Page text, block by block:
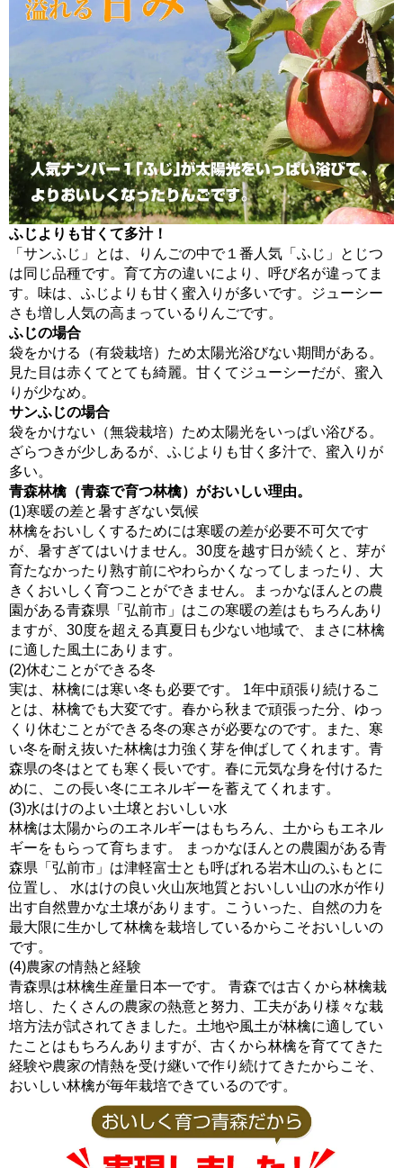
ふじよりも甘くて多汁！
「サンふじ」とは、りんごの中で１番人気「ふじ」とじつ
は同じ品種です。育て方の違いにより、呼び名が違ってま
す。味は、ふじよりも甘く蜜入りが多いです。ジューシー
さも増し人気の高まっているりんごです。
ふじの場合
袋をかける（有袋栽培）ため太陽光浴びない期間がある。
見た目は赤くてとても綺麗。甘くてジューシーだが、蜜入
りが少なめ。
サンふじの場合
袋をかけない（無袋栽培）ため太陽光をいっぱい浴びる。
ざらつきが少しあるが、ふじよりも甘く多汁で、蜜入りが
多い。
青森林檎（青森で育つ林檎）がおいしい理由。
(1)寒暖の差と暑すぎない気候
林檎をおいしくするためには寒暖の差が必要不可欠です
が、暑すぎてはいけません。30度を越す日が続くと、芽が
育たなかったり熟す前にやわらかくなってしまったり、大
きくおいしく育つことができません。まっかなほんとの農
園がある青森県「弘前市」はこの寒暖の差はもちろんあり
ますが、30度を超える真夏日も少ない地域で、まさに林檎
に適した風土にあります。
(2)休むことができる冬
実は、林檎には寒い冬も必要です。 1年中頑張り続けるこ
とは、林檎でも大変です。春から秋まで頑張った分、ゆっ
くり休むことができる冬の寒さが必要なのです。また、寒
い冬を耐え抜いた林檎は力強く芽を伸ばしてくれます。青
森県の冬はとても寒く長いです。春に元気な身を付けるた
めに、この長い冬にエネルギーを蓄えてくれます。
(3)水はけのよい土壌とおいしい水
林檎は太陽からのエネルギーはもちろん、土からもエネル
ギーをもらって育ちます。 まっかなほんとの農園がある青
森県「弘前市」は津軽富士とも呼ばれる岩木山のふもとに
位置し、 水はけの良い火山灰地質とおいしい山の水が作り
出す自然豊かな土壌があります。こういった、自然の力を
最大限に生かして林檎を栽培しているからこそおいしいの
です。
(4)農家の情熱と経験
青森県は林檎生産量日本一です。 青森では古くから林檎栽
培し、たくさんの農家の熱意と努力、工夫があり様々な栽
培方法が試されてきました。土地や風土が林檎に適してい
たことはもちろんありますが、古くから林檎を育ててきた
経験や農家の情熱を受け継いで作り続けてきたからこそ、
おいしい林檎が毎年栽培できているのです。